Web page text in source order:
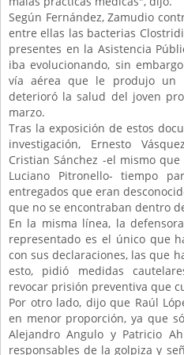
Según Fernández, Zamudio
entre ellas las bacterias
presentes en la Asistencia
iba evolucionando, sin
vía aérea que le produjo un
deterioró la salud del joven
marzo.
Tras la exposición de estos
investigación, Ernesto
Cristian Sánchez -el mismo
Luciano Pitronello- tiempo
entregados que eran
que no se encontraban dentro
En la misma línea, la
representado es el único que
con sus declaraciones, las que
esto, pidió medidas
revocar prisión preventiva que
Por otro lado, dijo que Raúl
en menor proporción, ya que
Alejandro Angulo y Patricio
responsables de la golpiza y